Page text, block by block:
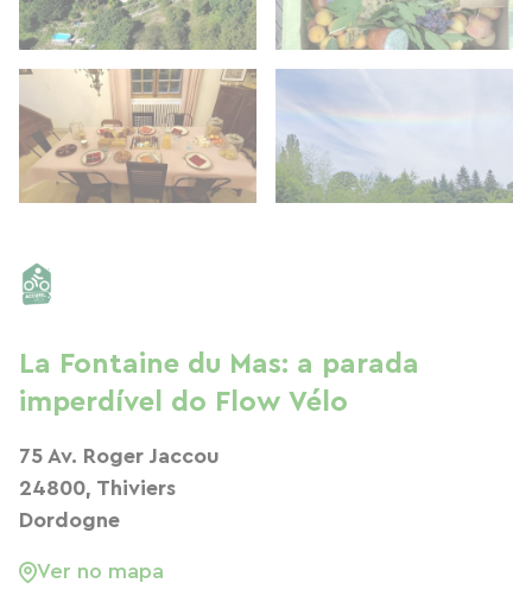
La Fontaine du Mas: a parada
imperdível do Flow Vélo
75 Av. Roger Jaccou
24800, Thiviers
Dordogne
Ver no mapa